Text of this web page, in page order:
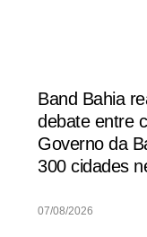
Band Bahia
debate entre
Governo da
300 cidades
07/08/2026